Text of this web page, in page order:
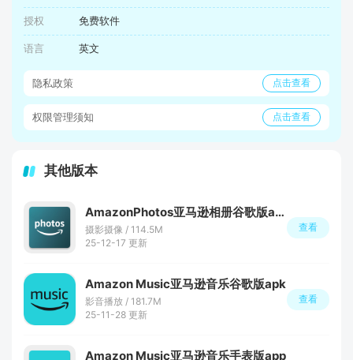
授权 免费软件
语言 英文
隐私政策 点击查看
权限管理须知 点击查看
其他版本
AmazonPhotos亚马逊相册谷歌版apk
摄影摄像 / 114.5M
25-12-17 更新
查看
Amazon Music亚马逊音乐谷歌版apk
影音播放 / 181.7M
25-11-28 更新
查看
Amazon Music亚马逊音乐手表版app